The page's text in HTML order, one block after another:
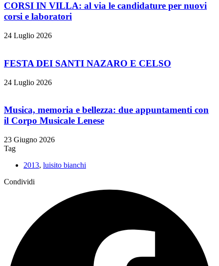
CORSI IN VILLA: al via le candidature per nuovi
corsi e laboratori
24 Luglio 2026
FESTA DEI SANTI NAZARO E CELSO
24 Luglio 2026
Musica, memoria e bellezza: due appuntamenti con
il Corpo Musicale Lenese
23 Giugno 2026
Tag
2013, luisito bianchi
Condividi